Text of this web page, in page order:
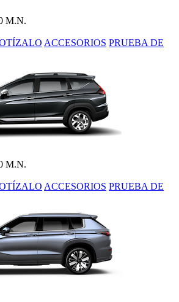
M.N.
ACCESORIOS PRUEBA DE
M.N.
ACCESORIOS PRUEBA DE